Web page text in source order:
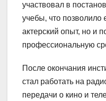
участвовал в
учебы, что позволило
актерский опыт, но и
профессиональную
После окончания
стал работать на
передачи о кино и